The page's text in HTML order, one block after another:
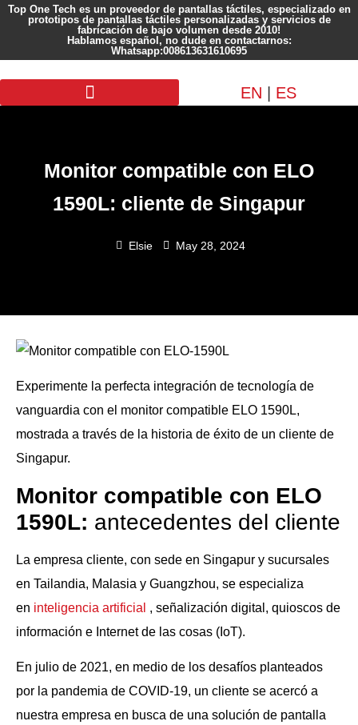
Top One Tech es un proveedor de pantallas táctiles, especializado en
prototipos de pantallas táctiles personalizadas y servicios de
fabricación de bajo volumen desde 2010!
Hablamos español, no dude en contactarnos:
Whatsapp:008613631610695
EN ES
Monitor compatible con ELO
1590L: cliente de Singapur
Elsie May 28, 2024
Experimente la perfecta integración de tecnología de
vanguardia con el monitor compatible ELO 1590L,
mostrada a través de la historia de éxito de un cliente de
Singapur.
Monitor compatible con ELO
1590L: antecedentes del cliente
La empresa cliente, con sede en Singapur y sucursales
en Tailandia, Malasia y Guangzhou, se especializa
en inteligencia artificial , señalización digital, quioscos de
información e Internet de las cosas (IoT).
En julio de 2021, en medio de los desafíos planteados
por la pandemia de COVID-19, un cliente se acercó a
nuestra empresa en busca de una solución de pantalla